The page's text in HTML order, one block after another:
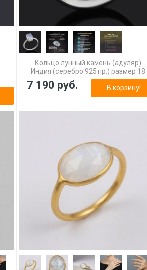
Кольцо лунный камень (адуляр)
Индия (серебро 925 пр.) размер 18
7 190 руб. В корзину!